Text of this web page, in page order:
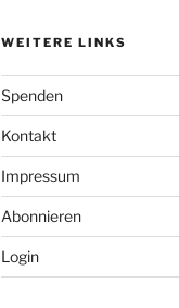
WEITERE LINKS
Spenden
Kontakt
Impressum
Abonnieren
Login